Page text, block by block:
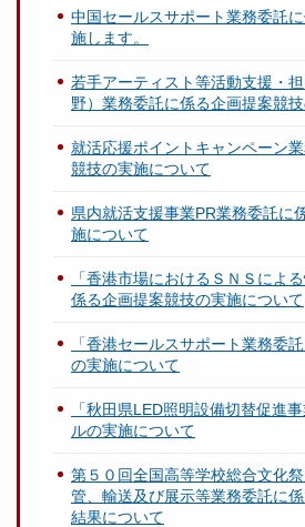
中国セールスサポート業務委託
施します。
若手アーティスト等活動支援・
野）業務委託に係る企画提案競
就活応援ポイントキャンペーン
競技の実施について
県内就活支援事業PR業務委託に
施について
「香港市場におけるＳＮＳによ
係る企画提案競技の実施について
「香港セールスサポート業務委
の実施について
「秋田県LED照明設備切替促進
ルの実施について
第５０回全国高等学校総合文化
管、輸送及び展示等業務委託に
結果について